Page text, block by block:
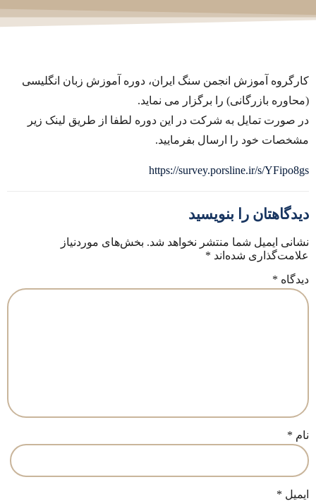
کارگروه آموزش انجمن سنگ ایران، دوره آموزش زبان انگلیسی
(محاوره بازرگانی) را برگزار می نماید.
در صورت تمایل به شرکت در این دوره لطفا از طریق لینک زیر
مشخصات خود را ارسال بفرمایید.
https://survey.porsline.ir/s/YFipo8gs
دیدگاهتان را بنویسید
نشانی ایمیل شما منتشر نخواهد شد. بخش‌های موردنیاز
علامت‌گذاری شده‌اند *
دیدگاه *
نام *
ایمیل *